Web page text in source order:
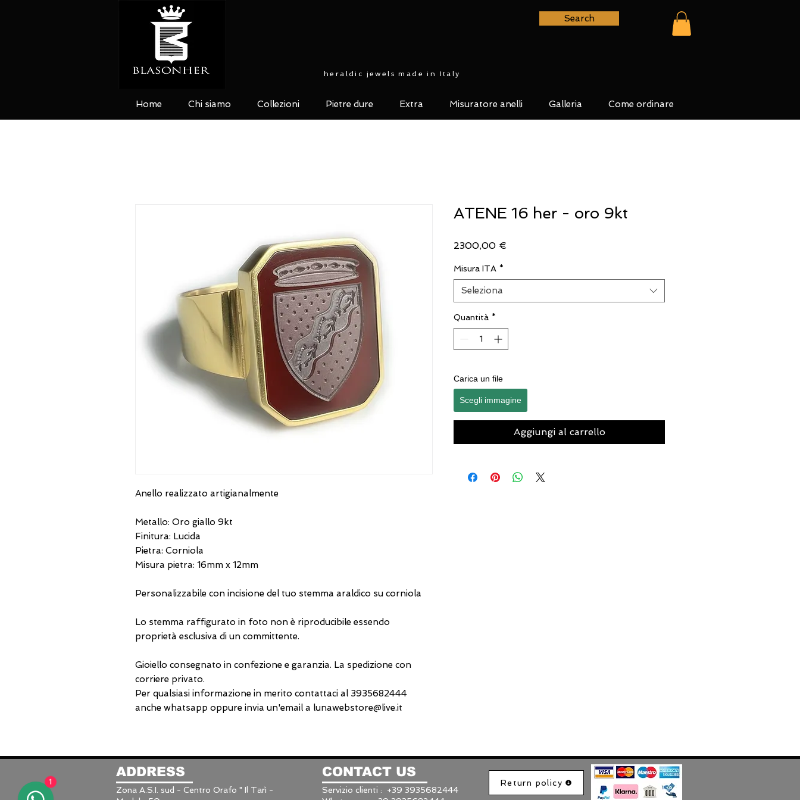
Search
Home Chi siamo Collezioni Pietre dure Extra Misuratore anelli Galleria Come ordinare
Anello realizzato artigianalmente
Metallo: Oro giallo 9kt
Finitura: Lucida
Pietra: Corniola
Misura pietra: 16mm x 12mm
Personalizzabile con incisione del tuo stemma araldico su corniola
Lo stemma raffigurato in foto non è riproducibile essendo
proprietà esclusiva di un committente.
Gioiello consegnato in confezione e garanzia. La spedizione con
corriere privato.
Per qualsiasi informazione in merito contattaci al 3935682444
anche whatsapp oppure invia un'email a lunawebstore@live.it
ATENE 16 her - oro 9kt
2300,00 €
Misura ITA *
Seleziona
Quantità *
Carica un file
Scegli immagine
Aggiungi al carrello
heraldic jewels made in Italy
ADDRESS
Zona A.S.I. sud - Centro Orafo " Il Tarì -
CONTACT US
Servizio clienti : +39 3935682444
Return policy
1